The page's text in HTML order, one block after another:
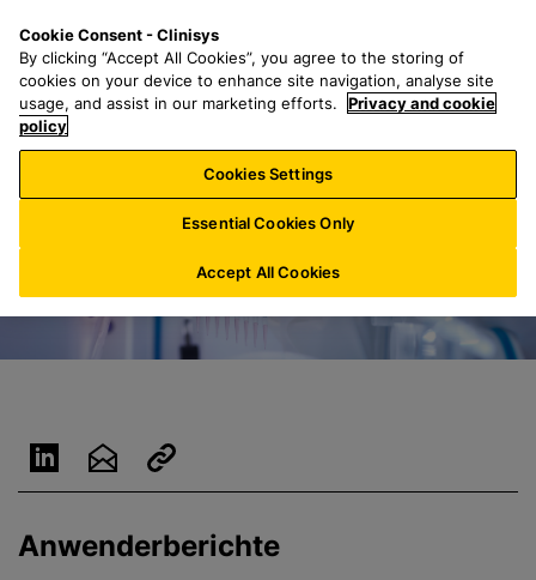
l
a
r
h
f
o
:
n
u
Anwenderberichte
Cookie Consent - Clinisys
By clicking “Accept All Cookies”, you agree to the storing of
cookies on your device to enhance site navigation, analyse site
usage, and assist in our marketing efforts.
Privacy and cookie
policy
Cookies Settings
Essential Cookies Only
Accept All Cookies